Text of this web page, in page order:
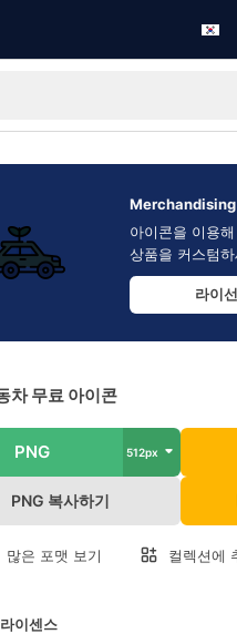
아이콘을 이용
상품을 커스텀하
라이
차 무료 아이콘
PNG 512px
PNG 복사하기
많은 포맷 보기 컬렉션에
이센스